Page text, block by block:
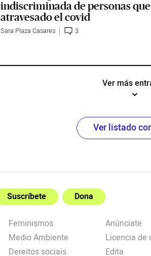
indiscriminada de personas
atravesado el covid
Sara Plaza Casares 3
Ver más
Ver listado
Suscríbete Dona
Feminismos
Medio Ambiente
Dereitos sociais
Anúnciate
Licencia de
Edita